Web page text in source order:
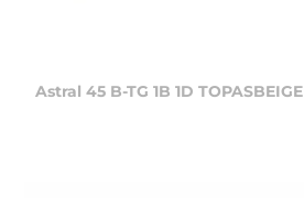
Astral 45 B-TG 1B 1D TOPASBEIGE